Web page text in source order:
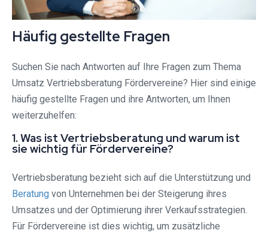
Häufig gestellte Fragen
Suchen Sie nach Antworten auf Ihre Fragen zum Thema
Umsatz Vertriebsberatung Fördervereine? Hier sind einige
häufig gestellte Fragen und ihre Antworten, um Ihnen
weiterzuhelfen:
1. Was ist Vertriebsberatung und warum ist
sie wichtig für Fördervereine?
Vertriebsberatung bezieht sich auf die Unterstützung und
Beratung von Unternehmen bei der Steigerung ihres
Umsatzes und der Optimierung ihrer Verkaufsstrategien.
Für Fördervereine ist dies wichtig, um zusätzliche